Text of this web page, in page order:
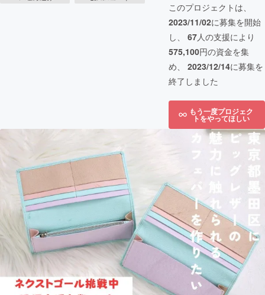
このプロジェクトは、
2023/11/02に募集を開始
し、 67人の支援により
575,100円の資金を集
め、 2023/12/14に募集を
終了しました
もう一度プロジェク
トをやってほしい